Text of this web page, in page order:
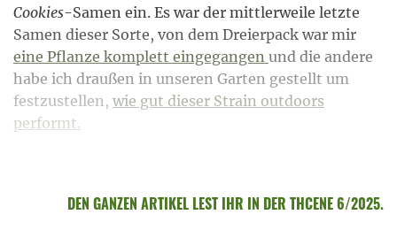
Cookies-Samen ein. Es war der mittlerweile letzte
Samen dieser Sorte, von dem Dreierpack war mir
eine Pflanze komplett eingegangen und die andere
habe ich draußen in unseren Garten gestellt um
festzustellen, wie gut dieser Strain outdoors
performt.
DEN GANZEN ARTIKEL LEST IHR IN DER THCENE 6/2025.